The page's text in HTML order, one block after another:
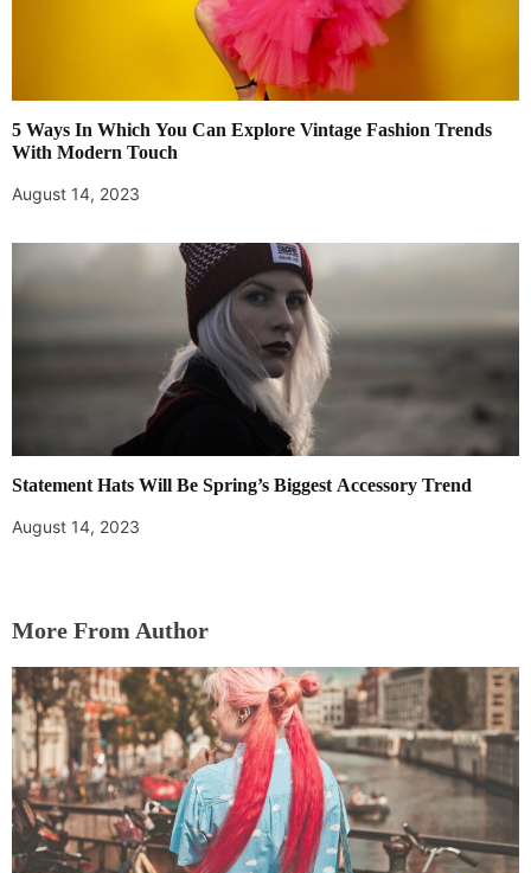
5 Ways In Which You Can Explore Vintage Fashion Trends
With Modern Touch
August 14, 2023
Statement Hats Will Be Spring’s Biggest Accessory Trend
August 14, 2023
More From Author